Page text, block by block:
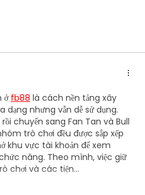
ở fb88 là cách nền tảng xây
nhưng vẫn dễ sử dụng.
chuyển sang Fan Tan và Bull
trò chơi đều được sắp xếp
khu vực tài khoản để xem
năng. Theo mình, việc giữ
chơi và các tiện…